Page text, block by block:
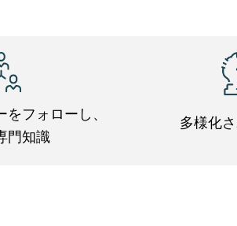
フォローし、
門知識
多様化